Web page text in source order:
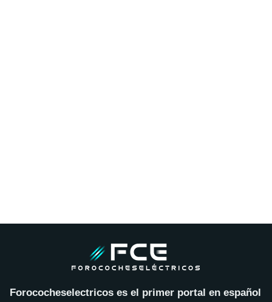
Forococheselectricos es el primer portal en español